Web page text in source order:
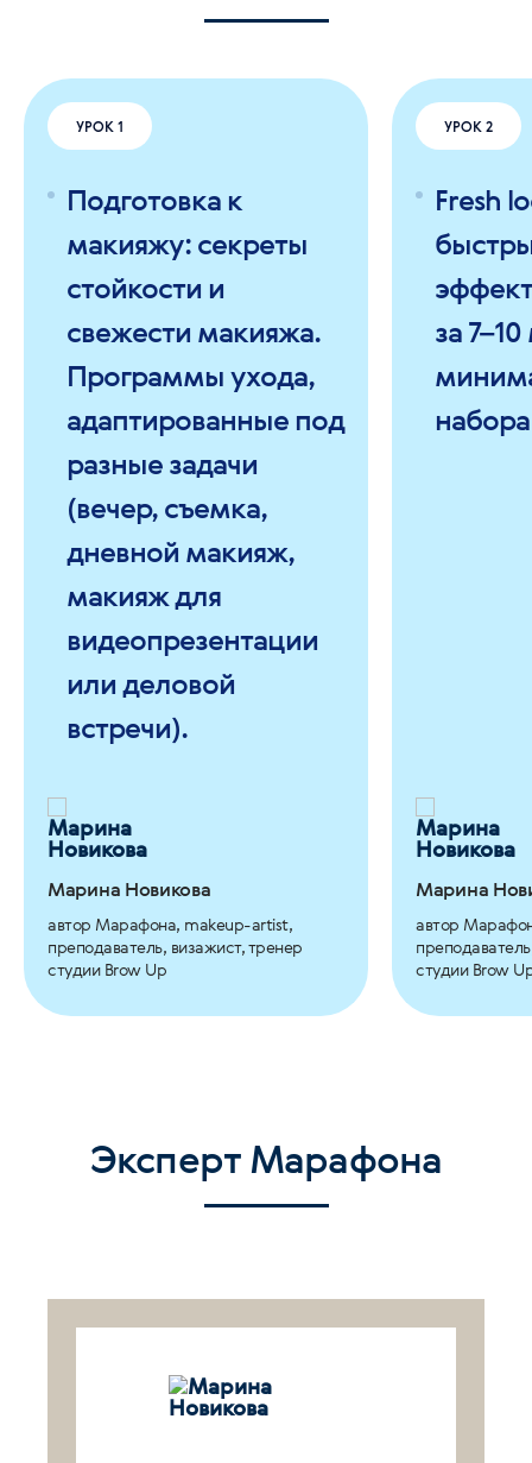
УРОК 1
Подготовка к
макияжу: секреты
стойкости и
свежести макияжа.
Программы ухода,
адаптированные под
разные задачи
(вечер, съемка,
дневной макияж,
макияж для
видеопрезентации
или деловой
встречи).
Марина Новикова
автор Марафона, makeup-artist,
преподаватель, визажист, тренер
студии Brow Up
УРОК 2
Fresh
за
Марина
автор
студии Brow
Эксперт Марафона